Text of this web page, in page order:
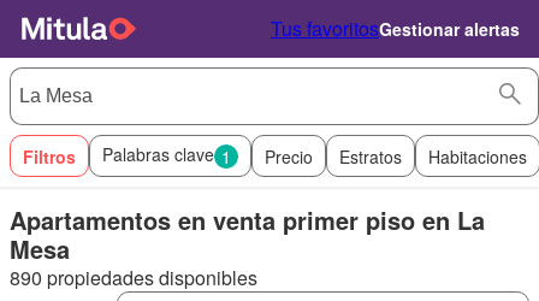
Tus favoritosGestionar alertas
Filtros Palabras clave 1 Precio Estratos Habitaciones
Apartamentos en venta primer piso en La
Mesa
890 propiedades disponibles